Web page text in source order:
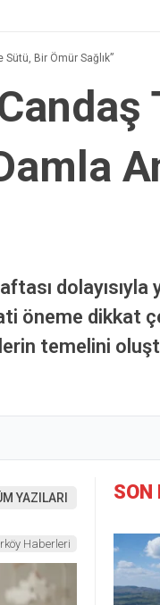
Bir Ömür Sağlık”
dolayısıyla
öneme dikkat
temelini
YAZILARI
Haberleri
SON